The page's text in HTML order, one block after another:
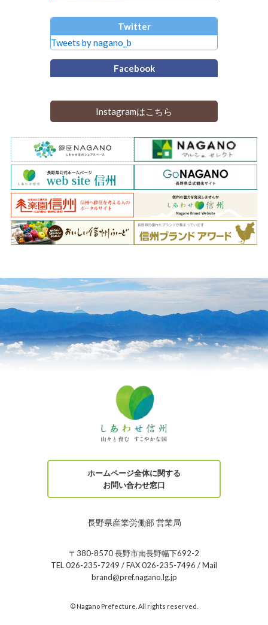
Twitter
Tweets by nagano_b
Facebook
Instagramはこちら
ホームページ全体に関する
お問い合わせ窓口
長野県産業労働部 営業局
〒380-8570 長野市南長野幅下692-2
TEL 026-235-7249 / FAX 026-235-7496 / Mail
brand@pref.nagano.lg.jp
© Nagano Prefecture. All rights reserved.